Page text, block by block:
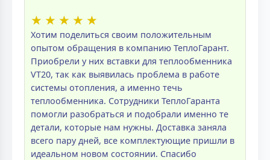
★ ★ ★ ★ ★
Хотим поделиться своим положительным
опытом обращения в компанию ТеплоГарант.
Приобрели у них вставки для теплообменника
VT20, так как выявилась проблема в работе
системы отопления, а именно течь
теплообменника. Сотрудники ТеплоГаранта
помогли разобраться и подобрали именно те
детали, которые нам нужны. Доставка заняла
всего пару дней, все комплектующие пришли в
идеальном новом состоянии. Спасибо